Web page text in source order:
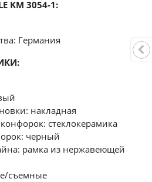
KM 3054-1:
Германия
накладная
стеклокерамика
черный
рамка из нержавеющей
съемные